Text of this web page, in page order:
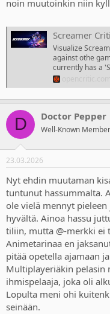
peleillä on mitään
noin muutoinkin niin
Screamer
Visualize
against othe
currently has a
D Doctor Pepper
Well-Known Member
23.03.2026
Nyt ehdin muutaman
tuntunut hassummalta.
ole vielä mennyt
hyvältä. Ainoa hassu
tiliin, mutta @-merkki
Animetarinaa en
pitää opetella ajamaan
Multiplayeriäkin pelasin
ihmispelaaja, joka oli
Lopulta meni ohi
seinään.